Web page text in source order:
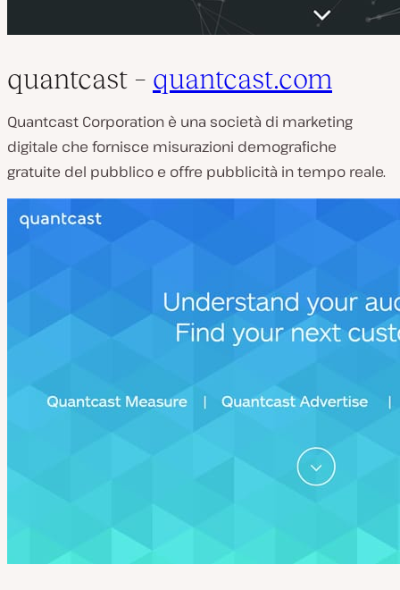
quantcast – quantcast.com
Quantcast Corporation è una società di marketing
digitale che fornisce misurazioni demografiche
gratuite del pubblico e offre pubblicità in tempo reale.